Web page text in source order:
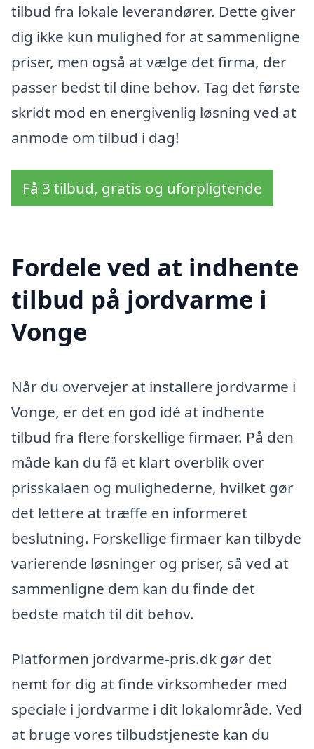
tilbud fra lokale leverandører. Dette giver
dig ikke kun mulighed for at sammenligne
priser, men også at vælge det firma, der
passer bedst til dine behov. Tag det første
skridt mod en energivenlig løsning ved at
anmode om tilbud i dag!
Få 3 tilbud, gratis og uforpligtende
Fordele ved at indhente
tilbud på jordvarme i
Vonge
Når du overvejer at installere jordvarme i
Vonge, er det en god idé at indhente
tilbud fra flere forskellige firmaer. På den
måde kan du få et klart overblik over
prisskalaen og mulighederne, hvilket gør
det lettere at træffe en informeret
beslutning. Forskellige firmaer kan tilbyde
varierende løsninger og priser, så ved at
sammenligne dem kan du finde det
bedste match til dit behov.
Platformen jordvarme-pris.dk gør det
nemt for dig at finde virksomheder med
speciale i jordvarme i dit lokalområde. Ved
at bruge vores tilbudstjeneste kan du